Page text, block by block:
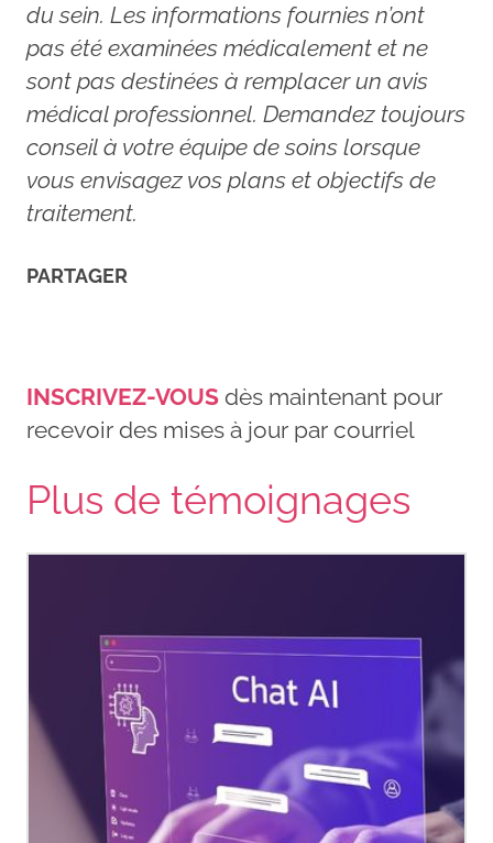
du sein. Les informations fournies n’ont
pas été examinées médicalement et ne
sont pas destinées à remplacer un avis
médical professionnel. Demandez toujours
conseil à votre équipe de soins lorsque
vous envisagez vos plans et objectifs de
traitement.
PARTAGER
INSCRIVEZ-VOUS dès maintenant pour
recevoir des mises à jour par courriel
Plus de témoignages